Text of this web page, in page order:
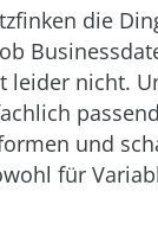
die
leider nicht.
und
für